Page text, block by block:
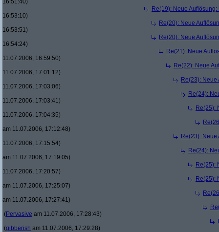
16:51:40)
Re(19): Neue
16:53:10)
Re(20): Neue
16:53:51)
Re(20): Neue
16:54:24)
Re(21): Neue
11.07.2006, 16:59:50)
Re(22): Neue
11.07.2006, 17:01:12)
Re(23):
11.07.2006, 17:03:06)
Re(24):
11.07.2006, 17:03:41)
Re(25):
11.07.2006, 17:04:35)
am 11.07.2006, 17:12:48)
Re(23):
11.07.2006, 17:15:54)
Re(24):
am 11.07.2006, 17:19:05)
Re(25):
11.07.2006, 17:20:57)
Re(25):
am 11.07.2006, 17:25:07)
am 11.07.2006, 17:27:41)
(Pervasive am 11.07.2006, 17:28:43)
(gibberish am 11.07.2006, 17:29:28)